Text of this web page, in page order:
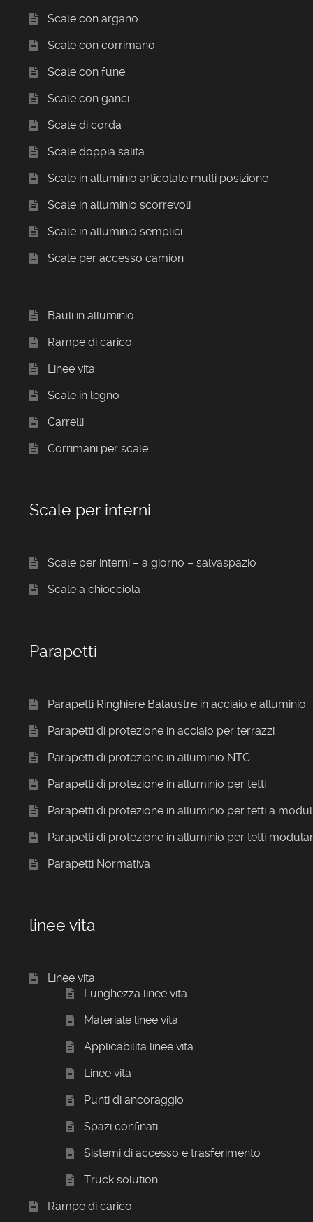
Scale con argano
Scale con corrimano
Scale con fune
Scale con ganci
Scale di corda
Scale doppia salita
Scale in alluminio articolate multi posizione
Scale in alluminio scorrevoli
Scale in alluminio semplici
Scale per accesso camion
Bauli in alluminio
Rampe di carico
Linee vita
Scale in legno
Carrelli
Corrimani per scale
Scale per interni
Scale per interni – a giorno – salvaspazio
Scale a chiocciola
Parapetti
Parapetti Ringhiere Balaustre in acciaio e alluminio
Parapetti di protezione in acciaio per terrazzi
Parapetti di protezione in alluminio NTC
Parapetti di protezione in alluminio per tetti
Parapetti di protezione in alluminio per tetti a
Parapetti di protezione in alluminio per tetti
Parapetti Normativa
linee vita
Linee vita
Lunghezza linee vita
Materiale linee vita
Applicabilita linee vita
Linee vita
Punti di ancoraggio
Spazi confinati
Sistemi di accesso e trasferimento
Truck solution
Rampe di carico